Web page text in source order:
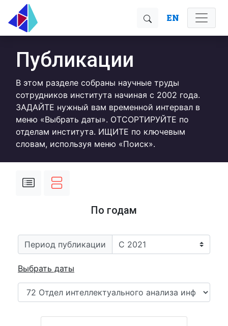
EN
Публикации
В этом разделе собраны научные труды
сотрудников института начиная с 2002 года.
ЗАДАЙТЕ нужный вам временной интервал в
меню «Выбрать даты». ОТСОРТИРУЙТЕ по
отделам института. ИЩИТЕ по ключевым
словам, используя меню «Поиск».
По годам
Период публикации
Выбрать даты